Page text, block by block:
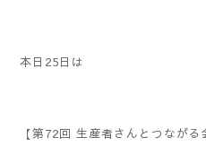
本日25日は
【第72回 生産者さんとつなが